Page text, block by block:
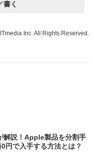
書く
Inc. All Rights Reserved.
解説！Apple製品を分割手
円で入手する方法とは？